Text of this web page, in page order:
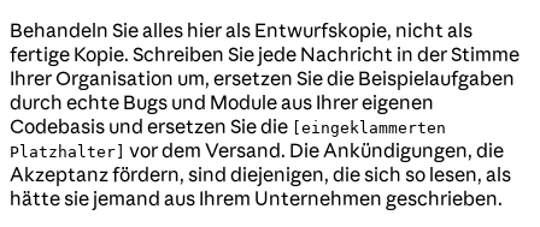
Behandeln Sie alles hier als Entwurfskopie, nicht als
fertige Kopie. Schreiben Sie jede Nachricht in der Stimme
Ihrer Organisation um, ersetzen Sie die Beispielaufgaben
durch echte Bugs und Module aus Ihrer eigenen
Codebasis und ersetzen Sie die [eingeklammerten
Platzhalter] vor dem Versand. Die Ankündigungen, die
Akzeptanz fördern, sind diejenigen, die sich so lesen, als
hätte sie jemand aus Ihrem Unternehmen geschrieben.